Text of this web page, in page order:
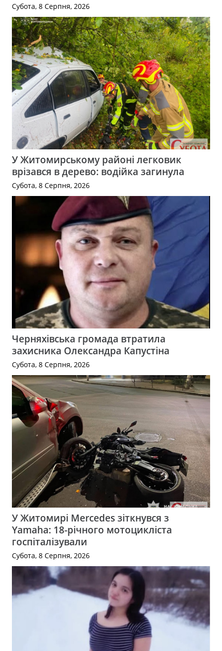
Субота, 8 Серпня, 2026
У Житомирському районі легковик
врізався в дерево: водійка загинула
Субота, 8 Серпня, 2026
Черняхівська громада втратила
захисника Олександра Капустіна
Субота, 8 Серпня, 2026
У Житомирі Mercedes зіткнувся з
Yamaha: 18-річного мотоцикліста
госпіталізували
Субота, 8 Серпня, 2026